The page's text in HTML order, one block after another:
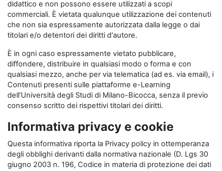
didattico e non possono essere utilizzati a scopi
commerciali. È vietata qualunque utilizzazione dei contenuti
che non sia espressamente autorizzata dalla legge o dai
titolari e/o detentori dei diritti d'autore.
È in ogni caso espressamente vietato pubblicare,
diffondere, distribuire in qualsiasi modo o forma e con
qualsiasi mezzo, anche per via telematica (ad es. via email), i
Contenuti presenti sulle piattaforme e-Learning
dell’Università degli Studi di Milano-Bicocca, senza il previo
consenso scritto dei rispettivi titolari dei diritti.
Informativa privacy e cookie
Questa informativa riporta la Privacy policy in ottemperanza
degli obblighi derivanti dalla normativa nazionale (D. Lgs 30
giugno 2003 n. 196, Codice in materia di protezione dei dati